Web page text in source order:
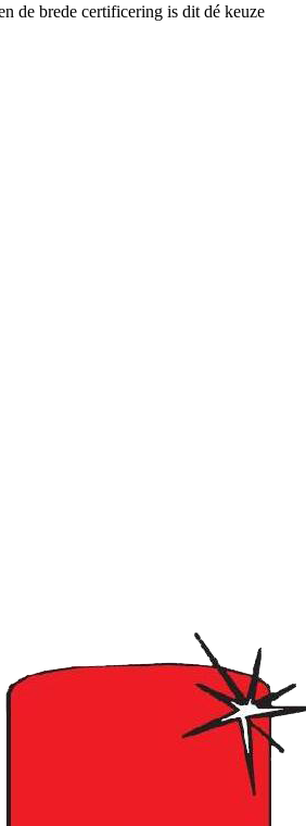
de brede certificering is dit dé keuze